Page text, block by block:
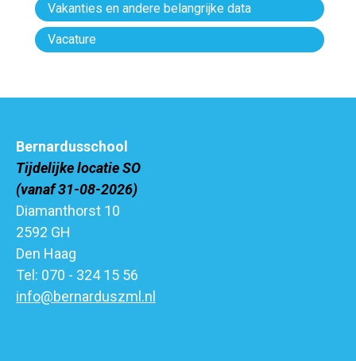
Vakanties en andere belangrijke data
Vacature
Bernardusschool
Tijdelijke locatie SO
(vanaf 31-08-2026)
Diamanthorst 10
2592 GH
Den Haag
Tel: 070 - 324 15 56
info@bernarduszml.nl